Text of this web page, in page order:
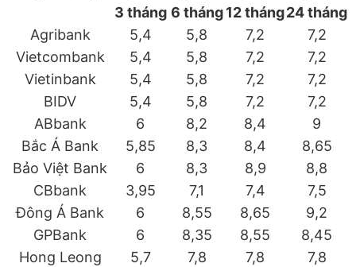
3 tháng 6 tháng 12 tháng24 tháng
Agribank
5,4 5,8 7,2
7,2
Vietcombank
5,4 5,8 7,2
7,2
Vietinbank
5,4 5,8 7,2
7,2
BIDV
5,4 5,8 7,2
7,2
ABbank
6 8,2 8,4
9
Bắc Á Bank
5,85 8,3 8,4
8,65
Bảo Việt Bank
6 8,3 8,9
8,8
CBbank
3,95 7,1 7,4
7,5
Đông Á Bank
6 8,55 8,65
9,2
GPBank
6 8,35 8,55
8,45
Hong Leong
5,7 7,8 7,8 7,8